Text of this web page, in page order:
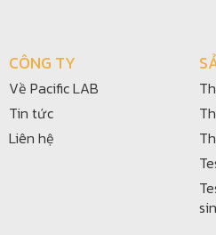
CÔNG TY
Về Pacific LAB
Tin tức
Liên hệ